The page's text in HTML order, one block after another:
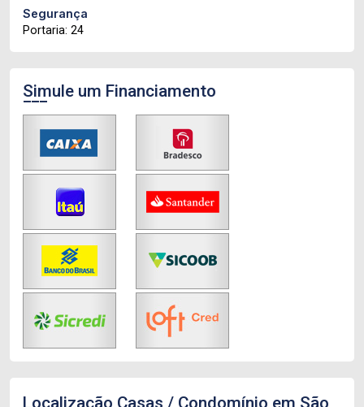
Segurança
Portaria: 24
Simule um Financiamento
Localização Casas / Condomínio em São